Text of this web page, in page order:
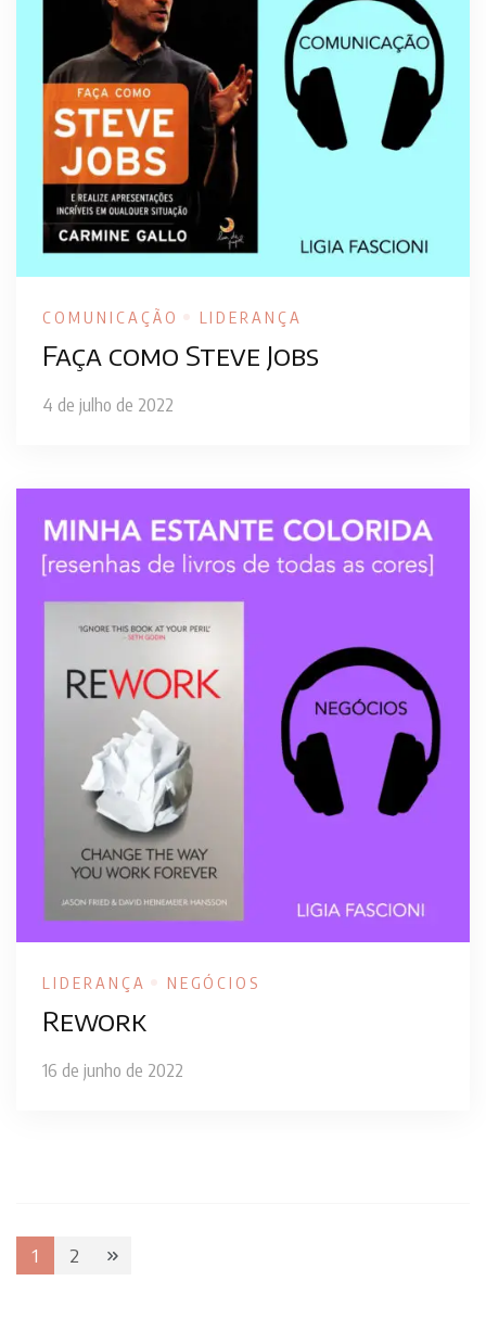
COMUNICAÇÃO LIDERANÇA
Faça como Steve Jobs
4 de julho de 2022
LIDERANÇA NEGÓCIOS
Rework
16 de junho de 2022
Paginação
Page
1 Page
2